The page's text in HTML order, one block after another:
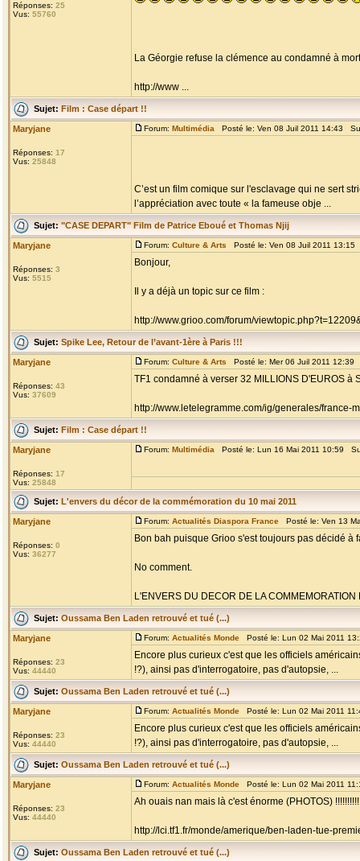
Réponses: 25
Vus: 55760
La Géorgie refuse la clémence au condamné à
http://www ...
Sujet: Film : Case départ !!
Maryjane
Réponses: 17
Vus: 25848
Forum: Multimédia Posté le: Ven 08 Juil 2011 14:43
C’est un film comique sur l'esclavage qui ne sert
l’appréciation avec toute « la fameuse obje ...
Sujet: "CASE DEPART" Film de Patrice Eboué et Thomas Njij
Maryjane
Réponses: 3
Vus: 5515
Forum: Culture & Arts Posté le: Ven 08 Juil 2011
Bonjour,
Il y a déjà un topic sur ce film :
http://www.grioo.com/forum/
Sujet: Spike Lee, Retour de l’avant-1ère à Paris !!!
Maryjane
Réponses: 43
Vus: 37609
Forum: Culture & Arts Posté le: Mer 06 Juil 2011
TF1 condamné à verser 32 MILLIONS D'EUROS à
http://www.letelegramme.com/ig/generales/france-
Sujet: Film : Case départ !!
Maryjane
Réponses: 17
Vus: 25848
Forum: Multimédia Posté le: Lun 16 Mai 2011 10:59
Sujet: L'envers du décor de la commémoration du 10 mai 2011
Maryjane
Réponses: 0
Vus: 36277
Forum: Actualités Diaspora France Posté le: Ven 13
Bon bah puisque Grioo s'est toujours pas décidé à
No comment.
L'ENVERS DU DECOR DE LA COMMEMORATION
Sujet: Oussama Ben Laden retrouvé et tué (...)
Maryjane
Réponses: 23
Vus: 44440
Forum: Actualités Monde Posté le: Lun 02 Mai 2011
Encore plus curieux c'est que les officiels
!?), ainsi pas d'interrogatoire, pas d'autopsie, ...
Sujet: Oussama Ben Laden retrouvé et tué (...)
Maryjane
Réponses: 23
Vus: 44440
Forum: Actualités Monde Posté le: Lun 02 Mai 2011
Encore plus curieux c'est que les officiels
!?), ainsi pas d'interrogatoire, pas d'autopsie, ...
Sujet: Oussama Ben Laden retrouvé et tué (...)
Maryjane
Réponses: 23
Vus: 44440
Forum: Actualités Monde Posté le: Lun 02 Mai 2011
Ah ouais nan mais là c'est énorme (PHOTOS)
http://lci.tf1.fr/monde/amerique/ben-laden-tue-
Sujet: Oussama Ben Laden retrouvé et tué (...)